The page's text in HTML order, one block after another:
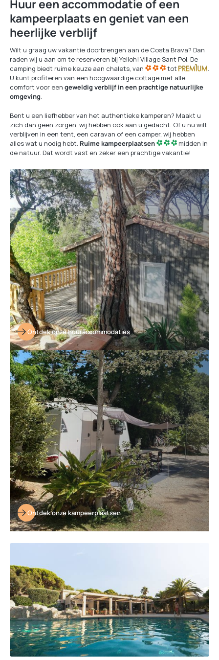
Huur een accommodatie of een
kampeerplaats en geniet van een
heerlijke verblijf
Wilt u graag uw vakantie doorbrengen aan de Costa Brava? Dan
raden wij u aan om te reserveren bij Yelloh! Village Sant Pol. De
camping biedt ruime keuze aan chalets, van
tot
.
U kunt profiteren van een hoogwaardige cottage met alle
comfort voor een geweldig verblijf in een prachtige natuurlijke
omgeving.
Bent u een liefhebber van het authentieke kamperen? Maakt u
zich dan geen zorgen, wij hebben ook aan u gedacht. Of u nu wilt
verblijven in een tent, een caravan of een camper, wij hebben
alles wat u nodig hebt. Ruime kampeerplaatsen
midden in
de natuur. Dat wordt vast en zeker een prachtige vakantie!
Ontdek onze huuraccommodaties
Ontdek
onze
huuraccommodaties
Ontdek onze kampeerplaatsen
Ontdek
onze
kampeerplaatsen